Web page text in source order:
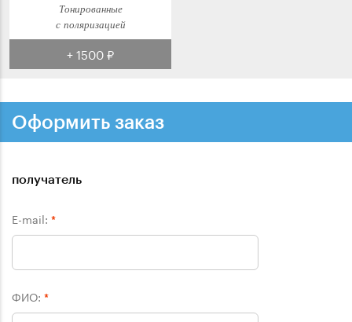
Тонированные
с поляризацией
+ 1500 ₽
Оформить заказ
получатель
E-mail: *
ФИО: *